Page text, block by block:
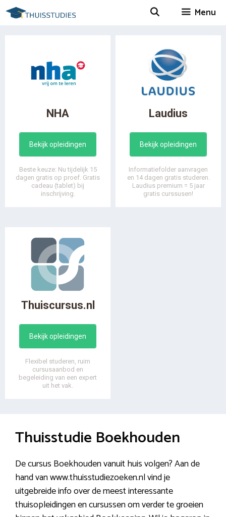
Spring
naar
Menu
NHA
Bekijk opleidingen
Beste keuze: Nu tijdelijk 15
dagen gratis op proef. Gratis
cadeau (tablet) bij
inschrijving.
Laudius
Bekijk opleidingen
Informatiefolder aanvragen
en 14 dagen gratis studeren.
Laudius premium = 5 jaar
gratis curssusen!
Thuiscursus.nl
Bekijk opleidingen
Flexibel studeren, ruim
cursusaanbod en
begeleiding van een expert
uit het vak.
Thuisstudie Boekhouden
De cursus Boekhouden vanuit huis volgen? Aan de
hand van www.thuisstudiezoeken.nl vind je
uitgebreide info over de meest interessante
thuisopleidingen en cursussen om verder te groeien